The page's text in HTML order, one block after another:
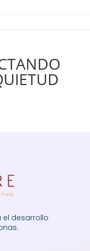
el desarrollo